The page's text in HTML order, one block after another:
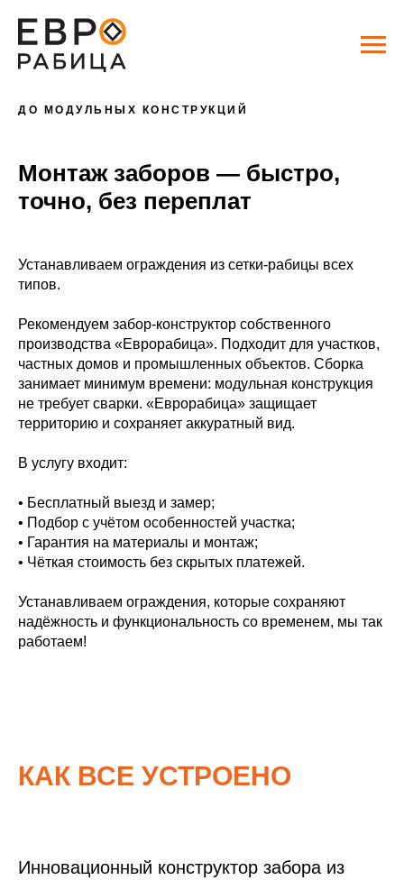
ДО МОДУЛЬНЫХ КОНСТРУКЦИЙ
Монтаж заборов — быстро,
точно, без переплат
Устанавливаем ограждения из сетки-рабицы всех
типов.
Рекомендуем забор-конструктор собственного
производства «Еврорабица». Подходит для участков,
частных домов и промышленных объектов. Сборка
занимает минимум времени: модульная конструкция
не требует сварки. «Еврорабица» защищает
территорию и сохраняет аккуратный вид.
В услугу входит:
• Бесплатный выезд и замер;
• Подбор с учётом особенностей участка;
• Гарантия на материалы и монтаж;
• Чёткая стоимость без скрытых платежей.
Устанавливаем ограждения, которые сохраняют
надёжность и функциональность со временем, мы так
работаем!
КАК ВСЕ УСТРОЕНО
Инновационный конструктор забора из